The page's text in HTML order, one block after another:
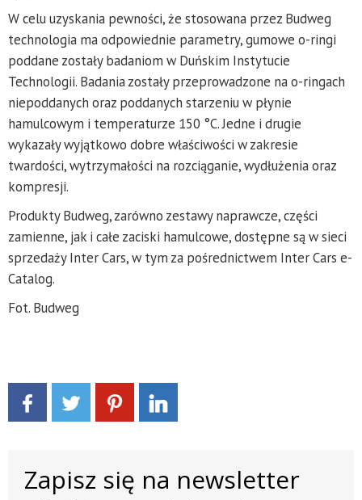
W celu uzyskania pewności, że stosowana przez Budweg
technologia ma odpowiednie parametry, gumowe o-ringi
poddane zostały badaniom w Duńskim Instytucie
Technologii. Badania zostały przeprowadzone na o-ringach
niepoddanych oraz poddanych starzeniu w płynie
hamulcowym i temperaturze 150 °C. Jedne i drugie
wykazały wyjątkowo dobre właściwości w zakresie
twardości, wytrzymałości na rozciąganie, wydłużenia oraz
kompresji.
Produkty Budweg, zarówno zestawy naprawcze, części
zamienne, jak i całe zaciski hamulcowe, dostępne są w sieci
sprzedaży Inter Cars, w tym za pośrednictwem Inter Cars e-
Catalog.
Fot. Budweg
Zapisz się na newsletter